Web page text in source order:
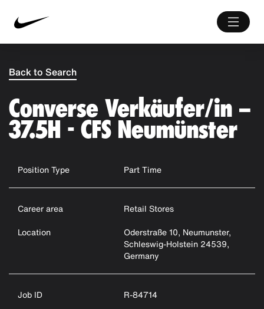
Back to Search
Converse Verkäufer/in –
37.5H - CFS Neumünster
Position Type Part Time
Career area
Retail Stores
Location
Oderstraße 10, Neumunster,
Schleswig-Holstein 24539,
Germany
Job ID R-84714